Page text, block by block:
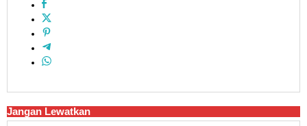
Jangan Lewatkan